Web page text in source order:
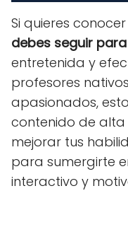
Si quieres conocer
debes seguir
entretenida y
profesores
apasionados,
contenido de
mejorar tus
para sumergirte
interactivo y